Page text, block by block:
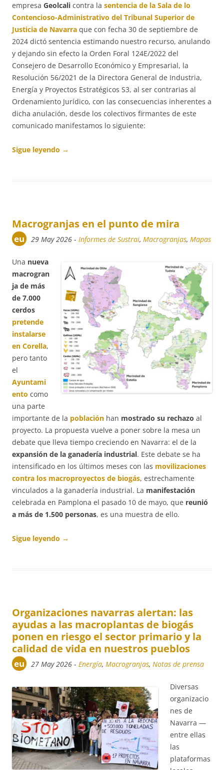
empresa Geolcali contra la sentencia de la Sala de lo
Contencioso-Administrativo del Tribunal Superior de
Justicia de Navarra que con fecha 30 de septiembre de
2024 dictó sentencia estimando nuestro recurso, anulando
y dejando sin efecto la Orden Foral 124E/2022 del
Consejero de Desarrollo Económico y Empresarial, la
Resolución 56/2021 de la Directora General de Industria,
Energía y Proyectos Estratégicos S3, al ser contrarias al
Ordenamiento Jurídico, con las consecuencias inherentes a
dicha anulación, desde los colectivos firmantes de este
comunicado manifestamos lo siguiente:
Sigue leyendo →
Macrogranjas en el punto de mira
eu 29 May 2026 -Informes de Sustrai,Macrogranjas,Mapas
Una nueva
macrogran
ja de más
de 7.000
cerdos
pretende
instalarse
en Corella,
pero tanto
el
Ayuntami
ento como
una parte
importante de la población han mostrado su rechazo al
proyecto. La propuesta vuelve a poner sobre la mesa un
debate que lleva tiempo creciendo en Navarra: el de la
expansión de la ganadería industrial. Este debate se ha
intensificado en los últimos meses con las movilizaciones
contra los macroproyectos de biogás, estrechamente
vinculados a la ganadería industrial. La manifestación
celebrada en Pamplona el pasado 10 de mayo, que reunió
a más de 1.500 personas, es una muestra de ello.
Sigue leyendo →
Organizaciones navarras alertan: las
ayudas a las macroplantas de biogás
ponen en riesgo el sector primario y la
calidad de vida en nuestros pueblos
eu 27 May 2026 -Energía,Macrogranjas,Notas de prensa
Diversas
organizacio
nes de
Navarra —
entre ellas
las
plataformas